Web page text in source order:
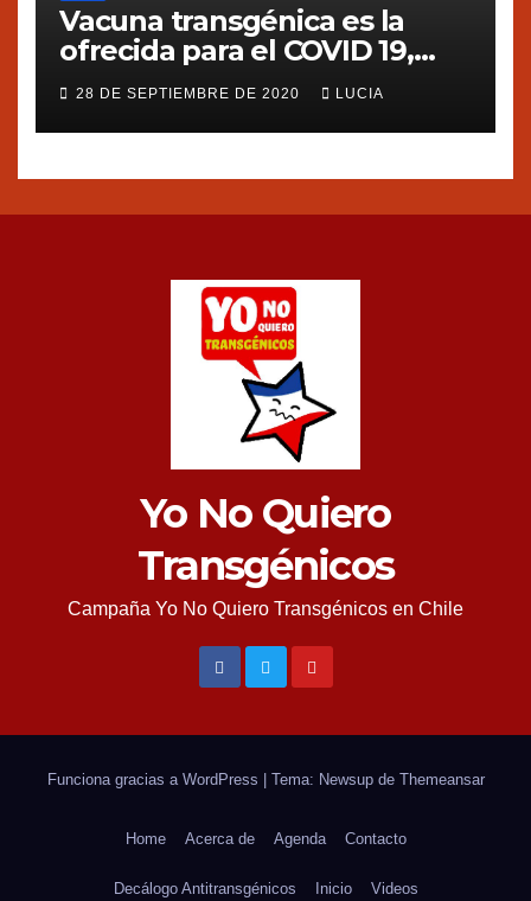
Vacuna transgénica es la
ofrecida para el COVID 19,
dice Silvia Ribeiro de ETC
group
28 DE SEPTIEMBRE DE 2020 LUCIA
Yo No Quiero
Transgénicos
Campaña Yo No Quiero Transgénicos en Chile
Funciona gracias a WordPress | Tema: Newsup de Themeansar
Home Acerca de Agenda Contacto
Decálogo Antitransgénicos Inicio Videos